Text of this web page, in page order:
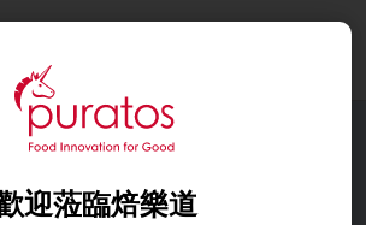
迎蒞臨焙樂道